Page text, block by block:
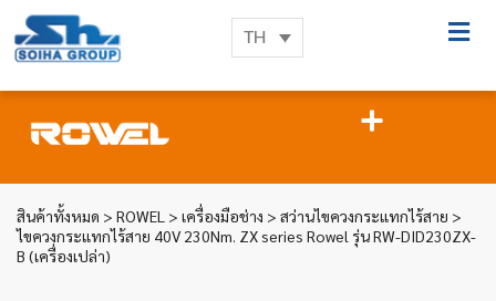
TH
สินค้าทั้งหมด > ROWEL > เครื่องมือช่าง > สว่านไขควงกระแทกไร้สาย >
ไขควงกระแทกไร้สาย 40V 230Nm. ZX series Rowel รุ่น RW-DID230ZX-
B (เครื่องเปล่า)